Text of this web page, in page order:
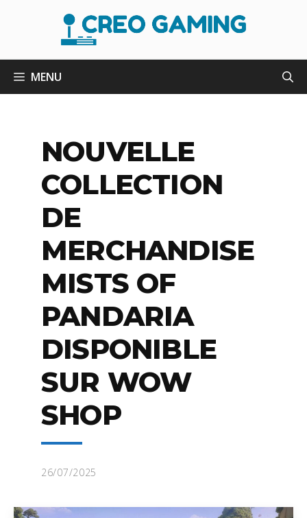
MENU
NOUVELLE
COLLECTION
DE
MERCHANDISE
MISTS OF
PANDARIA
DISPONIBLE
SUR WOW
SHOP
26/07/2025